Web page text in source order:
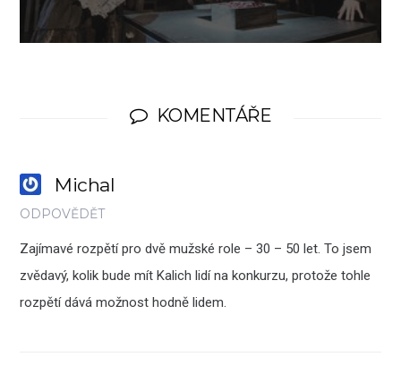
KOMENTÁŘE
Michal
ODPOVĚDĚT
Zajímavé rozpětí pro dvě mužské role – 30 – 50 let. To jsem
zvědavý, kolik bude mít Kalich lidí na konkurzu, protože tohle
rozpětí dává možnost hodně lidem.